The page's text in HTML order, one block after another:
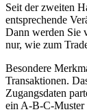
Seit der zweiten
entsprechende
Dann werden Sie
nur, wie zum
Besondere
Transaktionen.
Zugangsdaten
ein A-B-C-Muster